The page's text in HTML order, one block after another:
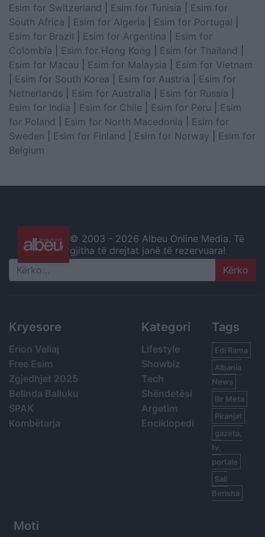
Esim for Switzerland
Esim for Tunisia
Esim for
South Africa
Esim for Algeria Esim for Portugal
Esim for Brazil
Esim for Argentina
Esim for
Colombia
Esim for Hong Kong Esim for Thailand
Esim for Macau
Esim for Malaysia
Esim for Vietnam
Esim for South Korea Esim for Austria
Esim for
Netherlands
Esim for Australia Esim for Russia
Esim for India
Esim for Chile Esim for Peru
Esim
for Poland
Esim for North Macedonia
Esim for
Sweden
Esim for Finland Esim for Norway
Esim for
Belgium
© 2003 - 2026 Albeu Online Media. Të
gjitha të drejtat janë të rezervuara!
Search
Kryesore
Erion Veliaj
Free Esim
Zgjedhjet 2025
Belinda Balluku
SPAK
Kombëtarja
Kategori
Lifestyle
Showbiz
Tech
Shëndetësi
Argetim
Enciklopedi
Tags
Edi Rama
Albania
News
Ilir Meta
Piranjat
gazeta,
tv,
portale
Sali
Berisha
Moti